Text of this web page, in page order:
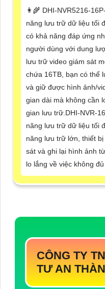
👩‍🌾 DHI-NVR5216-
năng lưu trữ dữ liệu tối
có khả năng đáp ứng
người dùng với dung
lưu trữ video giám sát
chứa 16TB, bạn có thể
và giữ được hình ảnh/
gian dài mà không cần
gian lưu trữ.DHI-NVR-
năng lưu trữ dữ liệu tối
năng lưu trữ lớn, thiết
sát và ghi lại hình ảnh
lo lắng về việc không
CÔNG TY
TƯ AN